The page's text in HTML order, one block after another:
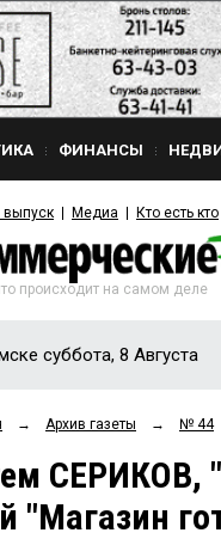
ФИНАНСЫ
Медиа Кто есть кто
происходит на самом деле
суббота, 8 Августа
→ Архив газеты → № 44
СЕРИКОВ,
"Магазин